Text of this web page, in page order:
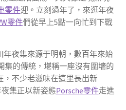
零件迎。立刻過年了，來逛年夜
零件們從早上5點一向忙到下戰
年夜集來源于明朝，數百年來始
集的傳統，堪稱一座沒有圍墻的
，不少老滋味在這里長出新
集正以新姿態Porsche零件走進